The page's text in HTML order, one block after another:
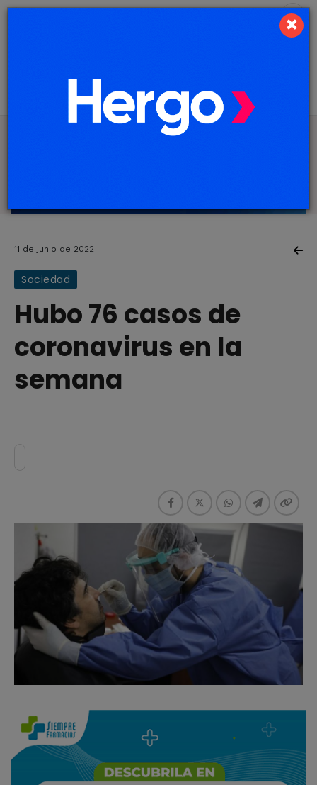
11 de junio de 2022
Sociedad
Hubo 76 casos de
coronavirus en la
semana
×